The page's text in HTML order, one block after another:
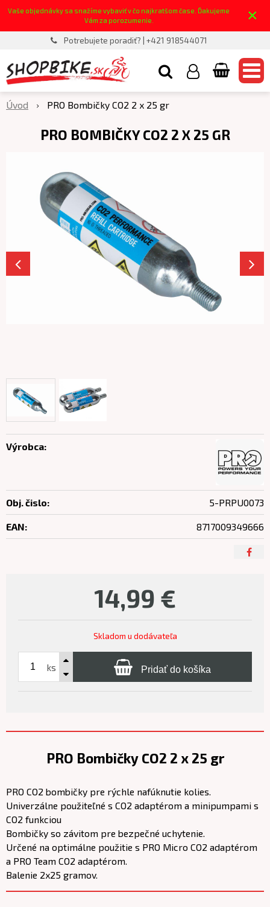
Vaše objednávky sa snažíme vybaviť v čo najkratšom čase. Ďakujeme
Vám za porozumenie.
×
Potrebujete poradiť? | +421 918544071
Úvod PRO Bombičky CO2 2 x 25 gr
PRO BOMBIČKY CO2 2 X 25 GR
14,99 €
Skladom u dodávateľa
ks Pridať do košíka
Výrobca:
Obj. čislo: 5-PRPU0073
EAN: 8717009349666
PRO Bombičky CO2 2 x 25 gr
PRO CO2 bombičky pre rýchle nafúknutie kolies.
Univerzálne použiteľné s CO2 adaptérom a minipumpami s
CO2 funkciou
Bombičky so závitom pre bezpečné uchytenie.
Určené na optimálne použitie s PRO Micro CO2 adaptérom
a PRO Team CO2 adaptérom.
Balenie 2x25 gramov.